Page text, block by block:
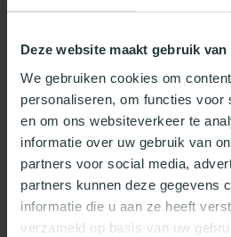
Deze website maakt gebruik van
We gebruiken cookies om
personaliseren, om functies voor
en om ons websiteverkeer te
informatie over uw gebruik van
partners voor social media,
partners kunnen deze gegevens
informatie die u aan ze heeft
verzameld op basis van uw
Productomschrijving
Specificaties
Reviews
Wat ons écht bijzonder
Officieel Skylux dealer!